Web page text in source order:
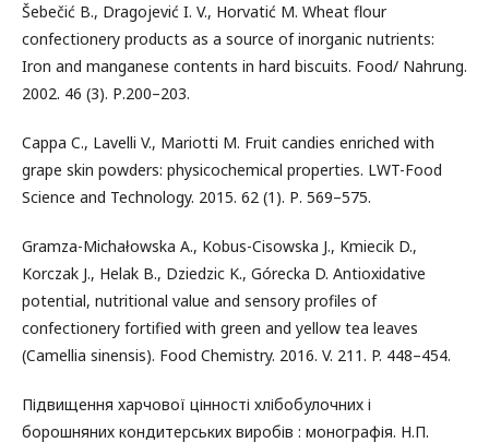
Šebečić B., Dragojević I. V., Horvatić M. Wheat flour
confectionery products as a source of inorganic nutrients:
Iron and manganese contents in hard biscuits. Food/ Nahrung.
2002. 46 (3). Р.200–203.
Cappa C., Lavelli V., Mariotti M. Fruit candies enriched with
grape skin powders: physicochemical properties. LWT-Food
Science and Technology. 2015. 62 (1). Р. 569–575.
Gramza-Michałowska A., Kobus-Cisowska J., Kmiecik D.,
Korczak J., Helak B., Dziedzic K., Górecka D. Antioxidative
potential, nutritional value and sensory profiles of
confectionery fortified with green and yellow tea leaves
(Camellia sinensis). Food Chemistry. 2016. V. 211. P. 448–454.
Підвищення харчової цінності хлібобулочних і
борошняних кондитерських виробів : монографія. Н.П.